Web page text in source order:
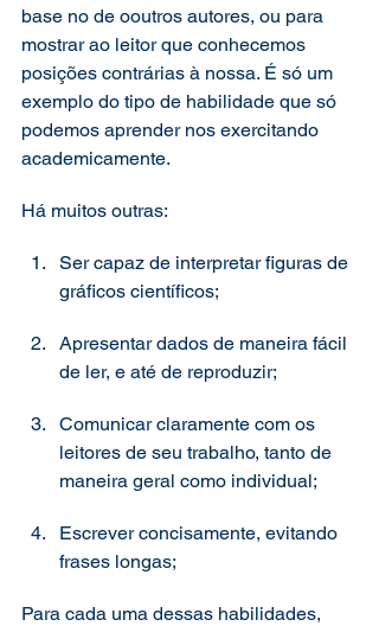
base no de ooutros autores, ou para
mostrar ao leitor que conhecemos
posições contrárias à nossa. É só um
exemplo do tipo de habilidade que só
podemos aprender nos exercitando
academicamente.
Há muitos outras:
Ser capaz de interpretar figuras de
gráficos científicos;
Apresentar dados de maneira fácil
de ler, e até de reproduzir;
Comunicar claramente com os
leitores de seu trabalho, tanto de
maneira geral como individual;
Escrever concisamente, evitando
frases longas;
Para cada uma dessas habilidades,